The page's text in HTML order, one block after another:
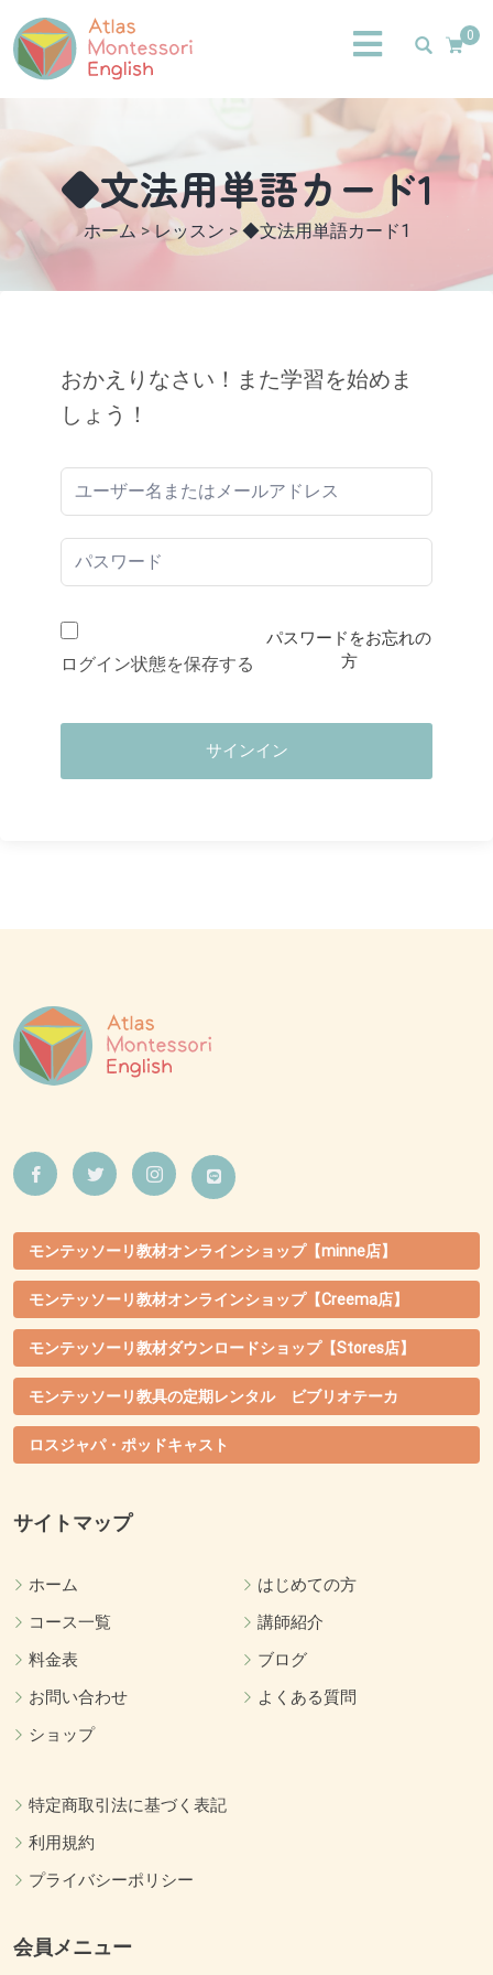
0
◆文法用単語カード1
ホーム >レッスン > ◆文法用単語カード1
おかえりなさい！また学習を始めま
しょう！
ログイン状態を保存する
パスワードをお忘れの
方
サインイン
モンテッソーリ教材オンラインショップ【minne店】
モンテッソーリ教材オンラインショップ【Creema店】
モンテッソーリ教材ダウンロードショップ【Stores店】
モンテッソーリ教具の定期レンタル ビブリオテーカ
ロスジャパ・ポッドキャスト
サイトマップ
ホーム
はじめての方
コース一覧
講師紹介
料金表
ブログ
お問い合わせ
よくある質問
ショップ
特定商取引法に基づく表記
利用規約
プライバシーポリシー
会員メニュー